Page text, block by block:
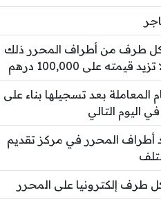
طرف من أطراف المحرر ذلك
على 100,000 درهم
بعد تسجيلها بناء على
اليوم التالي
أطراف المحرر في مركز تقديم
طرف إلكترونيا على المحرر